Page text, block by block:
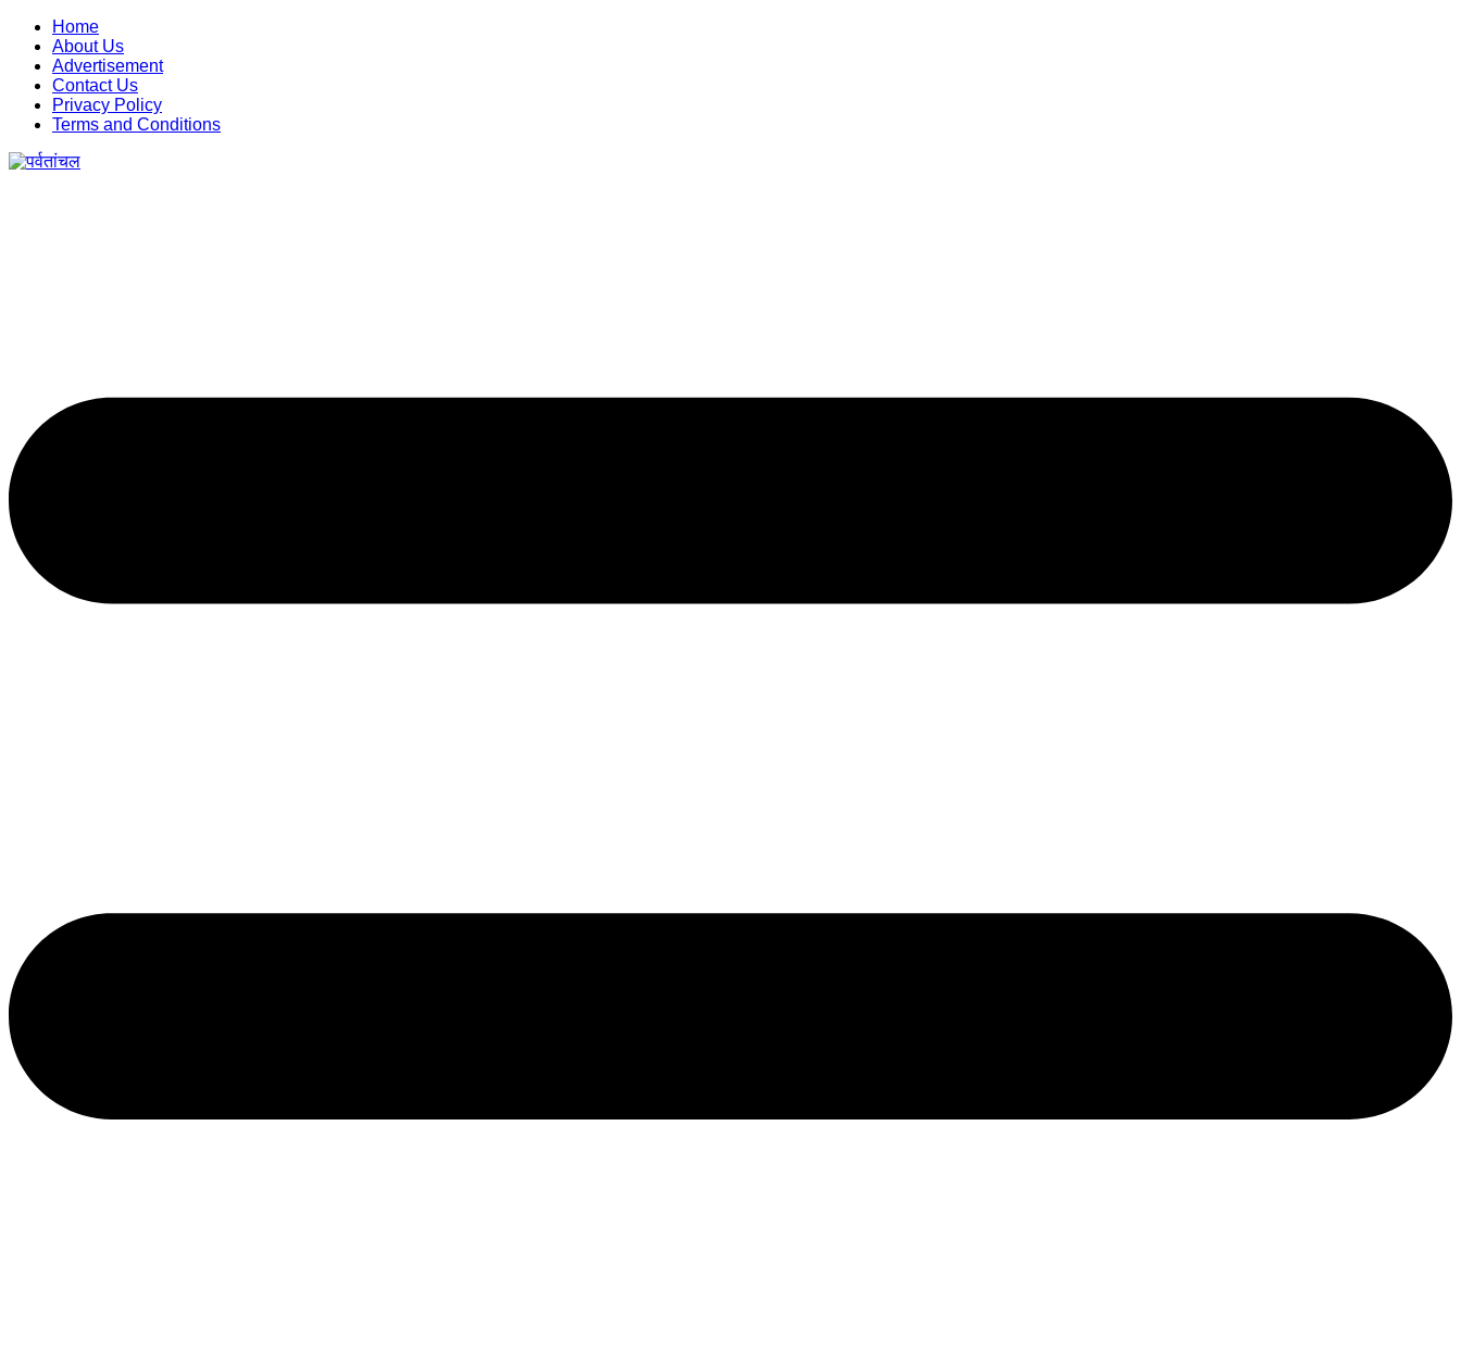
Skip
content
Home
About Us
Advertisement
Contact Us
Privacy Policy
Terms and Conditions